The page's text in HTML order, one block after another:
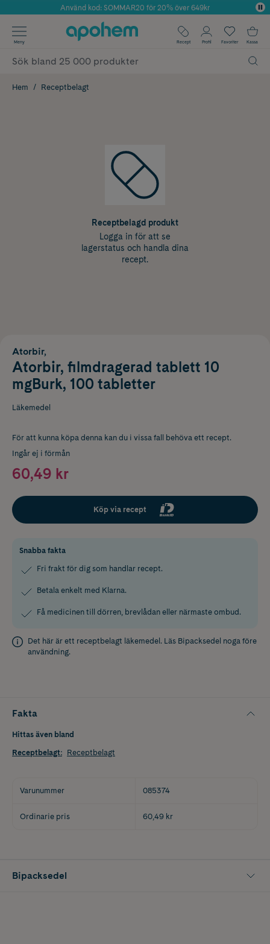
Årets Butik 2025 inom Skönhet
Använd kod: SOMMAR20 för 20% över 649kr
✓ Fri frakt
✓ Poäng på alla köp*
Meny Recept Profil Favoriter Kassa
Hem Receptbelagt
Receptbelagd produkt
Logga in för att se
lagerstatus och handla dina
recept.
Atorbir,
Atorbir, filmdragerad tablett 10
mgBurk, 100 tabletter
Läkemedel
För att kunna köpa denna kan du i vissa fall behöva ett recept.
Ingår ej i förmån
60,49 kr
Köp via recept
Snabba fakta
Fri frakt för dig som handlar recept.
Betala enkelt med Klarna.
Få medicinen till dörren, brevlådan eller närmaste ombud.
Det här är ett receptbelagt läkemedel. Läs Bipacksedel noga före
användning.
Fakta
Hittas även bland
Receptbelagt: Receptbelagt
Varunummer 085374
Ordinarie pris 60,49 kr
Bipacksedel